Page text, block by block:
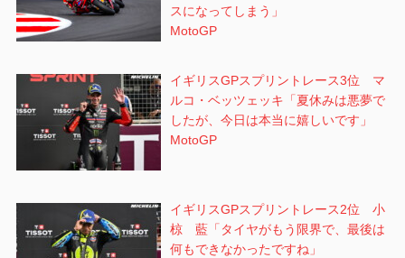
スになってしまう」
MotoGP
イギリスGPスプリントレース3位 マ
ルコ・ベッツェッキ「夏休みは悪夢で
したが、今日は本当に嬉しいです」
MotoGP
イギリスGPスプリントレース2位 小
椋 藍「タイヤがもう限界で、最後は
何もできなかったですね」